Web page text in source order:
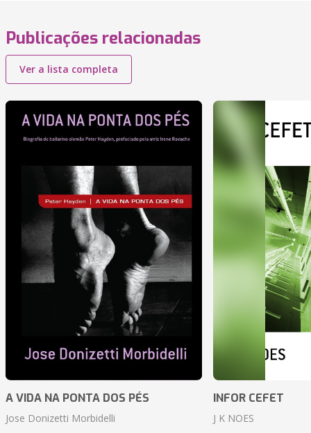
Publicações relacionadas
Ver a lista completa
A VIDA NA PONTA DOS PÉS
Jose Donizetti Morbidelli
INFOR CEFET
J K NOES